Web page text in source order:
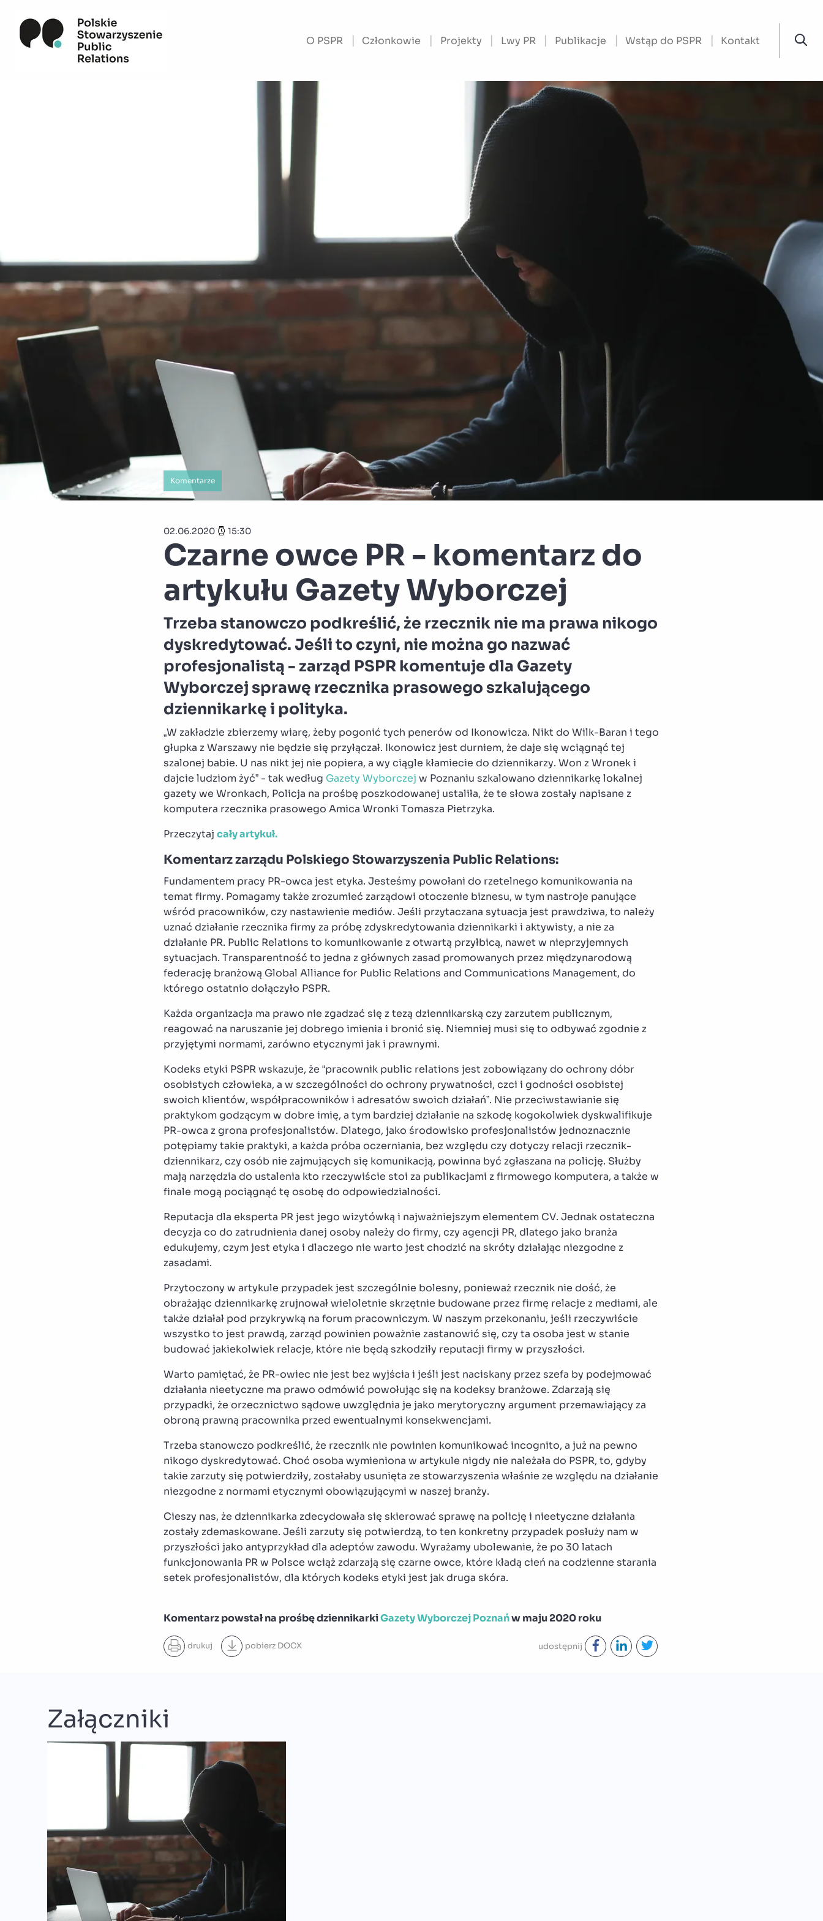
O PSPR Członkowie Projekty Lwy PR Publikacje Wstąp do PSPR Kontakt
Komentarze
02.06.2020 15:30
Czarne owce PR - komentarz do
artykułu Gazety Wyborczej
Trzeba stanowczo podkreślić, że rzecznik nie ma prawa nikogo
dyskredytować. Jeśli to czyni, nie można go nazwać
profesjonalistą - zarząd PSPR komentuje dla Gazety
Wyborczej sprawę rzecznika prasowego szkalującego
dziennikarkę i polityka.
„W zakładzie zbierzemy wiarę, żeby pogonić tych penerów od Ikonowicza. Nikt do Wilk-Baran i tego
głupka z Warszawy nie będzie się przyłączał. Ikonowicz jest durniem, że daje się wciągnąć tej
szalonej babie. U nas nikt jej nie popiera, a wy ciągle kłamiecie do dziennikarzy. Won z Wronek i
dajcie ludziom żyć” - tak według Gazety Wyborczej w Poznaniu szkalowano dziennikarkę lokalnej
gazety we Wronkach, Policja na prośbę poszkodowanej ustaliła, że te słowa zostały napisane z
komputera rzecznika prasowego Amica Wronki Tomasza Pietrzyka.
Przeczytaj cały artykuł.
Komentarz zarządu Polskiego Stowarzyszenia Public Relations:
Fundamentem pracy PR-owca jest etyka. Jesteśmy powołani do rzetelnego komunikowania na
temat firmy. Pomagamy także zrozumieć zarządowi otoczenie biznesu, w tym nastroje panujące
wśród pracowników, czy nastawienie mediów. Jeśli przytaczana sytuacja jest prawdziwa, to należy
uznać działanie rzecznika firmy za próbę zdyskredytowania dziennikarki i aktywisty, a nie za
działanie PR. Public Relations to komunikowanie z otwartą przyłbicą, nawet w nieprzyjemnych
sytuacjach. Transparentność to jedna z głównych zasad promowanych przez międzynarodową
federację branżową Global Alliance for Public Relations and Communications Management, do
którego ostatnio dołączyło PSPR.
Każda organizacja ma prawo nie zgadzać się z tezą dziennikarską czy zarzutem publicznym,
reagować na naruszanie jej dobrego imienia i bronić się. Niemniej musi się to odbywać zgodnie z
przyjętymi normami, zarówno etycznymi jak i prawnymi.
Kodeks etyki PSPR wskazuje, że “pracownik public relations jest zobowiązany do ochrony dóbr
osobistych człowieka, a w szczególności do ochrony prywatności, czci i godności osobistej
swoich klientów, współpracowników i adresatów swoich działań”. Nie przeciwstawianie się
praktykom godzącym w dobre imię, a tym bardziej działanie na szkodę kogokolwiek dyskwalifikuje
PR-owca z grona profesjonalistów. Dlatego, jako środowisko profesjonalistów jednoznacznie
potępiamy takie praktyki, a każda próba oczerniania, bez względu czy dotyczy relacji rzecznik-
dziennikarz, czy osób nie zajmujących się komunikacją, powinna być zgłaszana na policję. Służby
mają narzędzia do ustalenia kto rzeczywiście stoi za publikacjami z firmowego komputera, a także w
finale mogą pociągnąć tę osobę do odpowiedzialności.
Reputacja dla eksperta PR jest jego wizytówką i najważniejszym elementem CV. Jednak ostateczna
decyzja co do zatrudnienia danej osoby należy do firmy, czy agencji PR, dlatego jako branża
edukujemy, czym jest etyka i dlaczego nie warto jest chodzić na skróty działając niezgodne z
zasadami.
Przytoczony w artykule przypadek jest szczególnie bolesny, ponieważ rzecznik nie dość, że
obrażając dziennikarkę zrujnował wieloletnie skrzętnie budowane przez firmę relacje z mediami, ale
także działał pod przykrywką na forum pracowniczym. W naszym przekonaniu, jeśli rzeczywiście
wszystko to jest prawdą, zarząd powinien poważnie zastanowić się, czy ta osoba jest w stanie
budować jakiekolwiek relacje, które nie będą szkodziły reputacji firmy w przyszłości.
Warto pamiętać, że PR-owiec nie jest bez wyjścia i jeśli jest naciskany przez szefa by podejmować
działania nieetyczne ma prawo odmówić powołując się na kodeksy branżowe. Zdarzają się
przypadki, że orzecznictwo sądowe uwzględnia je jako merytoryczny argument przemawiający za
obroną prawną pracownika przed ewentualnymi konsekwencjami.
Trzeba stanowczo podkreślić, że rzecznik nie powinien komunikować incognito, a już na pewno
nikogo dyskredytować. Choć osoba wymieniona w artykule nigdy nie należała do PSPR, to, gdyby
takie zarzuty się potwierdziły, zostałaby usunięta ze stowarzyszenia właśnie ze względu na działanie
niezgodne z normami etycznymi obowiązującymi w naszej branży.
Cieszy nas, że dziennikarka zdecydowała się skierować sprawę na policję i nieetyczne działania
zostały zdemaskowane. Jeśli zarzuty się potwierdzą, to ten konkretny przypadek posłuży nam w
przyszłości jako antyprzykład dla adeptów zawodu. Wyrażamy ubolewanie, że po 30 latach
funkcjonowania PR w Polsce wciąż zdarzają się czarne owce, które kładą cień na codzienne starania
setek profesjonalistów, dla których kodeks etyki jest jak druga skóra.
Komentarz powstał na prośbę dziennikarkiGazety Wyborczej Poznańw maju 2020 roku
drukuj pobierz DOCX udostępnij
Załączniki